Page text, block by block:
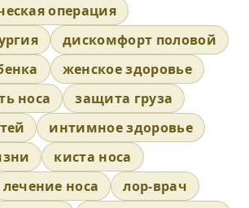
операция
дискомфорт половой
женское здоровье
носа
защита груза
интимное здоровье
киста носа
лечение носа
лор-врач